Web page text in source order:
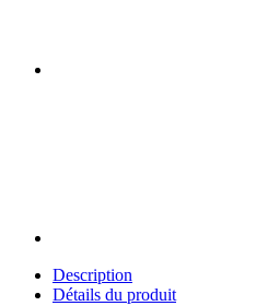
Description
Détails du produit